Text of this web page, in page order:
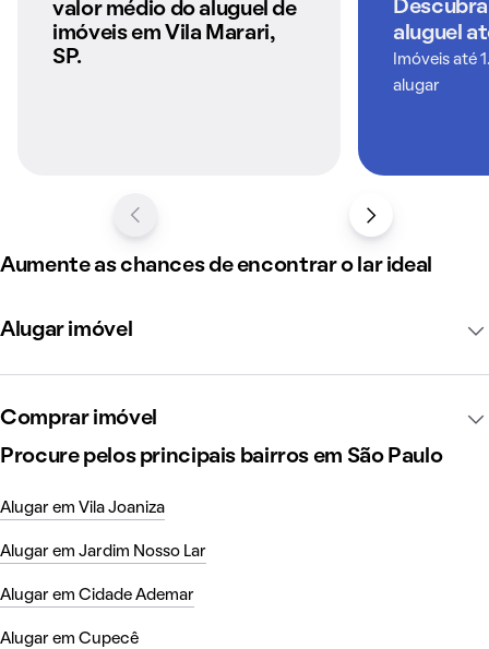
anunciados pelo
QuintoAndar
valor médio do aluguel de
imóveis em Vila Marari,
SP.
aluguel
Imóveis até
alugar
Aumente as chances de encontrar o lar ideal
Alugar imóvel
Comprar imóvel
Procure pelos principais bairros em São Paulo
Alugar em Vila Joaniza
Alugar em Jardim Nosso Lar
Alugar em Cidade Ademar
Alugar em Cupecê